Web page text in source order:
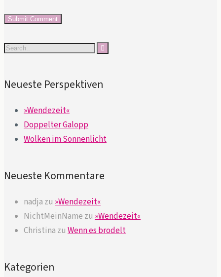
Neueste Perspektiven
»Wendezeit«
Doppelter Galopp
Wolken im Sonnenlicht
Neueste Kommentare
nadja zu »Wendezeit«
NichtMeinName zu »Wendezeit«
Christina zu Wenn es brodelt
Kategorien